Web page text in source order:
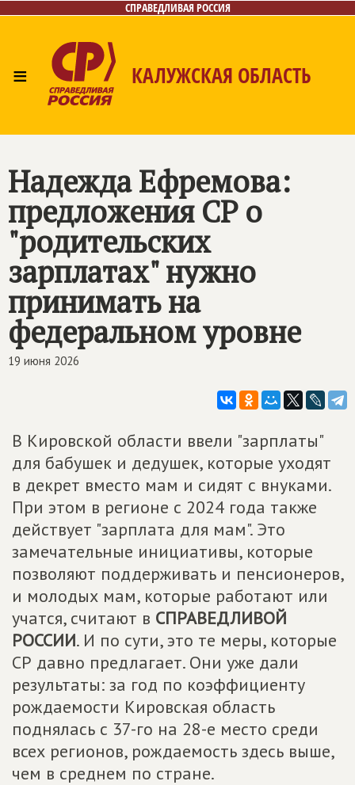
СПРАВЕДЛИВАЯ РОССИЯ
≡ КАЛУЖСКАЯ ОБЛАСТЬ
Контакты
Надежда Ефремова:
предложения СР о
"родительских
зарплатах" нужно
принимать на
федеральном уровне
19 июня 2026
В Кировской области ввели "зарплаты"
для бабушек и дедушек, которые уходят
в декрет вместо мам и сидят с внуками.
При этом в регионе с 2024 года также
действует "зарплата для мам". Это
замечательные инициативы, которые
позволяют поддерживать и пенсионеров,
и молодых мам, которые работают или
учатся, считают в СПРАВЕДЛИВОЙ
РОССИИ. И по сути, это те меры, которые
СР давно предлагает. Они уже дали
результаты: за год по коэффициенту
рождаемости Кировская область
поднялась с 37-го на 28-е место среди
всех регионов, рождаемость здесь выше,
чем в среднем по стране.